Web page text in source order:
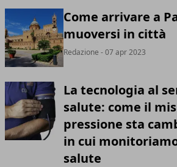
Come arrivare a
muoversi in città
Redazione - 07 apr 2023
La tecnologia al
salute: come il
pressione sta
in cui
salute